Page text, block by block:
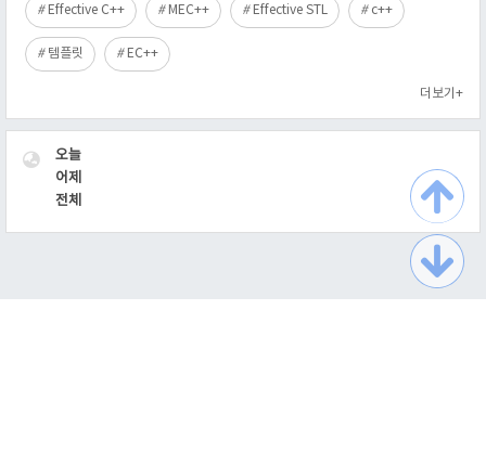
Effective C++ MEC++ Effective STL c++
템플릿 EC++
더보기+
VISITOR
오늘
어제
전체